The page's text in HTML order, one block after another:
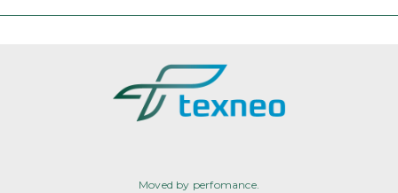
Moved by perfomance.